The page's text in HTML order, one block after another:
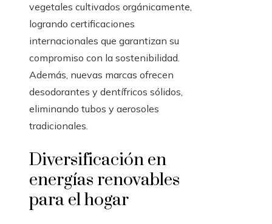
vegetales cultivados orgánicamente,
logrando certificaciones
internacionales que garantizan su
compromiso con la sostenibilidad.
Además, nuevas marcas ofrecen
desodorantes y dentífricos sólidos,
eliminando tubos y aerosoles
tradicionales.
Diversificación en
energías renovables
para el hogar